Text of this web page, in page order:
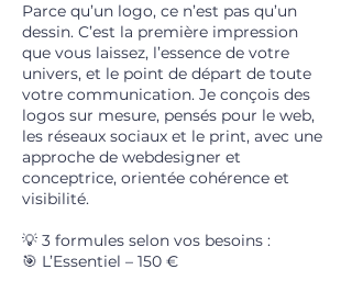
Parce qu’un logo, ce n’est pas qu’un
dessin. C’est la première impression
que vous laissez, l’essence de votre
univers, et le point de départ de toute
votre communication. Je conçois des
logos sur mesure, pensés pour le web,
les réseaux sociaux et le print, avec une
approche de webdesigner et
conceptrice, orientée cohérence et
visibilité.
💡 3 formules selon vos besoins :
🎯 L’Essentiel – 150 €